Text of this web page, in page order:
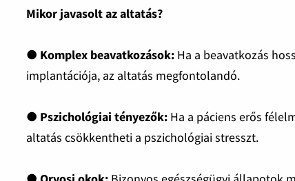
Mikor javasolt az altatás?
● Komplex beavatkozások: Ha a beavatkozás
implantációja, az altatás megfontolandó.
● Pszichológiai tényezők: Ha a páciens erős
altatás csökkentheti a pszichológiai stresszt.